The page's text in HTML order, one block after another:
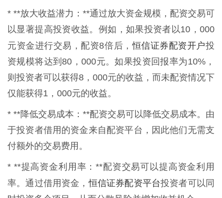
* **放大收益潜力：**通过放大资金规模，配资交易可
以显著提高投资收益。例如，如果投资者以10，000
元资金进行交易，配资8倍后，恒信证券配资开户投
资规模将达到80，000元。如果投资回报率为10%，
则投资者可以获得8，000元的收益，而未配资情况下
仅能获得1，000元的收益。
* **降低交易成本：**配资交易可以降低交易成本。由
于投资者借用的资金来自配资平台，因此他们无需支
付额外的交易费用。
* **提高资金利用率：**配资交易可以提高资金利用
率。通过借用资金，恒信证券配资平台投资者可以同